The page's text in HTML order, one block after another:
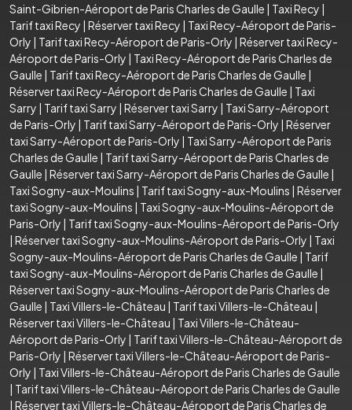
Saint-Gibrien-Aéroport de Paris Charles de Gaulle | Taxi Recy |
Tarif taxi Recy | Réserver taxi Recy | Taxi Recy-Aéroport de Paris-
Orly | Tarif taxi Recy-Aéroport de Paris-Orly | Réserver taxi Recy-
Aéroport de Paris-Orly | Taxi Recy-Aéroport de Paris Charles de
Gaulle | Tarif taxi Recy-Aéroport de Paris Charles de Gaulle |
Réserver taxi Recy-Aéroport de Paris Charles de Gaulle | Taxi
Sarry | Tarif taxi Sarry | Réserver taxi Sarry | Taxi Sarry-Aéroport
de Paris-Orly | Tarif taxi Sarry-Aéroport de Paris-Orly | Réserver
taxi Sarry-Aéroport de Paris-Orly | Taxi Sarry-Aéroport de Paris
Charles de Gaulle | Tarif taxi Sarry-Aéroport de Paris Charles de
Gaulle | Réserver taxi Sarry-Aéroport de Paris Charles de Gaulle |
Taxi Sogny-aux-Moulins | Tarif taxi Sogny-aux-Moulins | Réserver
taxi Sogny-aux-Moulins | Taxi Sogny-aux-Moulins-Aéroport de
Paris-Orly | Tarif taxi Sogny-aux-Moulins-Aéroport de Paris-Orly
| Réserver taxi Sogny-aux-Moulins-Aéroport de Paris-Orly | Taxi
Sogny-aux-Moulins-Aéroport de Paris Charles de Gaulle | Tarif
taxi Sogny-aux-Moulins-Aéroport de Paris Charles de Gaulle |
Réserver taxi Sogny-aux-Moulins-Aéroport de Paris Charles de
Gaulle | Taxi Villers-le-Château | Tarif taxi Villers-le-Château |
Réserver taxi Villers-le-Château | Taxi Villers-le-Château-
Aéroport de Paris-Orly | Tarif taxi Villers-le-Château-Aéroport de
Paris-Orly | Réserver taxi Villers-le-Château-Aéroport de Paris-
Orly | Taxi Villers-le-Château-Aéroport de Paris Charles de Gaulle
| Tarif taxi Villers-le-Château-Aéroport de Paris Charles de Gaulle
| Réserver taxi Villers-le-Château-Aéroport de Paris Charles de